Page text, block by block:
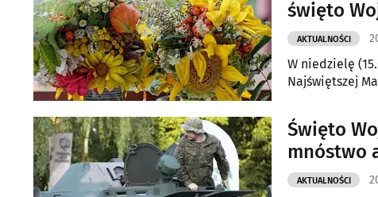
święto
AKTUALNOŚCI
W niedzielę
Najświętszej
Święto
mnóstwo
AKTUALNOŚCI